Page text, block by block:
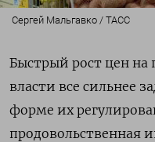
Сергей Мальгавко / ТАСС
Быстрый рост цен на
власти все сильнее
форме их
продовольственная